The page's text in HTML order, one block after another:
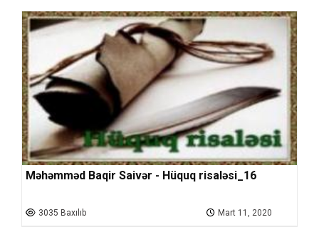
Məhəmməd Baqir Saivər - Hüquq risaləsi_16
3035 Baxılıb Mart 11, 2020